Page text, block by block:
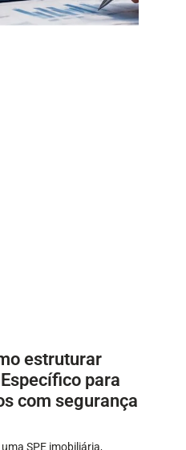
estruturar
para
com segurança
SPE imobiliária,